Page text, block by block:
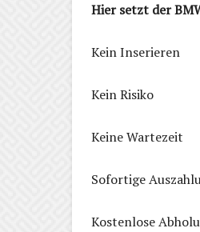
Hier setzt der
Kein Inserieren
Kein Risiko
Keine Wartezeit
Sofortige
Kostenlose